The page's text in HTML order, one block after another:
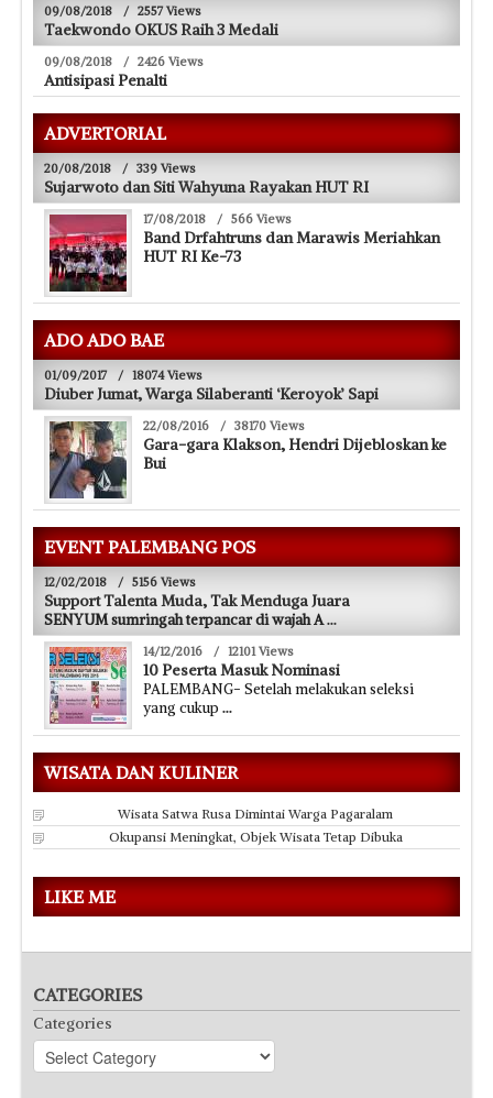
09/08/2018 / 2557 Views
Taekwondo OKUS Raih 3 Medali
09/08/2018 / 2426 Views
Antisipasi Penalti
ADVERTORIAL
20/08/2018 / 339 Views
Sujarwoto dan Siti Wahyuna Rayakan HUT RI
17/08/2018 / 566 Views
Band Drfahtruns dan Marawis Meriahkan
HUT RI Ke-73
ADO ADO BAE
01/09/2017 / 18074 Views
Diuber Jumat, Warga Silaberanti ‘Keroyok’ Sapi
22/08/2016 / 38170 Views
Gara-gara Klakson, Hendri Dijebloskan ke
Bui
EVENT PALEMBANG POS
12/02/2018 / 5156 Views
Support Talenta Muda, Tak Menduga Juara
SENYUM sumringah terpancar di wajah A...
14/12/2016 / 12101 Views
10 Peserta Masuk Nominasi
PALEMBANG- Setelah melakukan seleksi
yang cukup ...
WISATA DAN KULINER
Wisata Satwa Rusa Dimintai Warga Pagaralam
Okupansi Meningkat, Objek Wisata Tetap Dibuka
LIKE ME
CATEGORIES
Categories